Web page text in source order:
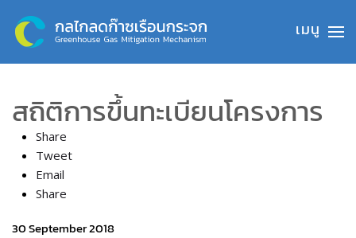
Skip to main content
สถิติการขึ้นทะเบียนโครงการ
Share
Tweet
Email
Share
30 September 2018